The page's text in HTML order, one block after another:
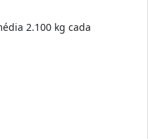
2.100 kg cada